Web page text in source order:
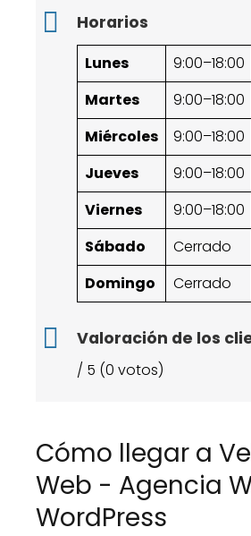
Horarios
Lunes
9:00–18:00
Martes
9:00–18:00
Miércoles
9:00–18:00
Jueves
9:00–18:00
Viernes
9:00–18:00
Sábado
Cerrado
Domingo
Cerrado
Valoración de los
/ 5 (0 votos)
Cómo llegar a
Web - Agencia
WordPress